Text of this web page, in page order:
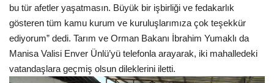
bu tür afetler yaşatmasın. Büyük bir işbirliği ve fedakarlık
gösteren tüm kamu kurum ve kuruluşlarımıza çok teşekkür
ediyorum” dedi. Tarım ve Orman Bakanı İbrahim Yumaklı da
Manisa Valisi Enver Ünlü’yü telefonla arayarak, iki mahalledeki
vatandaşlara geçmiş olsun dileklerini iletti.